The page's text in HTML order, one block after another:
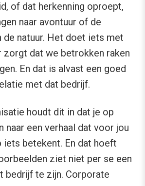
of dat herkenning oproept,
naar avontuur of de
de natuur. Het doet iets met
zorgt dat we betrokken raken
En dat is alvast een goed
met dat bedrijf.
houdt dit in dat je op
naar een verhaal dat voor jou
iets betekent. En dat hoeft
ziet niet per se een
bedrijf te zijn. Corporate